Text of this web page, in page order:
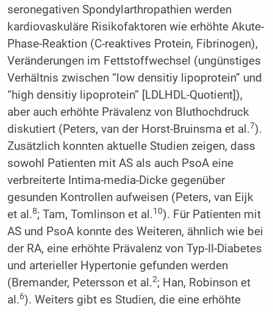
seronegativen Spondylarthropathien werden
kardiovaskuläre Risikofaktoren wie erhöhte Akute-
Phase-Reaktion (C-reaktives Protein, Fibrinogen),
Veränderungen im Fettstoffwechsel (ungünstiges
Verhältnis zwischen “low densitiy lipoprotein” und
“high densitiy lipoprotein” [LDLHDL-Quotient]),
aber auch erhöhte Prävalenz von Bluthochdruck
diskutiert (Peters, van der Horst-Bruinsma et al.7).
Zusätzlich konnten aktuelle Studien zeigen, dass
sowohl Patienten mit AS als auch PsoA eine
verbreiterte Intima-media-Dicke gegenüber
gesunden Kontrollen aufweisen (Peters, van Eijk
et al.8; Tam, Tomlinson et al.10). Für Patienten mit
AS und PsoA konnte des Weiteren, ähnlich wie bei
der RA, eine erhöhte Prävalenz von Typ-II-Diabetes
und arterieller Hypertonie gefunden werden
(Bremander, Petersson et al.2; Han, Robinson et
al.6). Weiters gibt es Studien, die eine erhöhte